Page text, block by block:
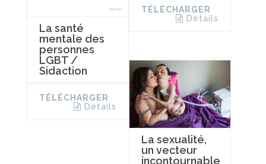
La santé
mentale des
personnes
LGBT /
Sidaction
TÉLÉCHARGER
Details
TÉLÉCHARGER
Details
La sexualité,
un vecteur
incontournable